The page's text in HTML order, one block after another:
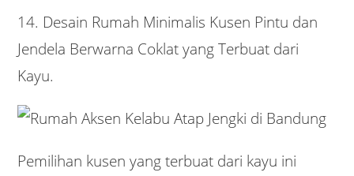
14. Desain Rumah Minimalis Kusen Pintu dan
Jendela Berwarna Coklat yang Terbuat dari
Kayu.
Pemilihan kusen yang terbuat dari kayu ini